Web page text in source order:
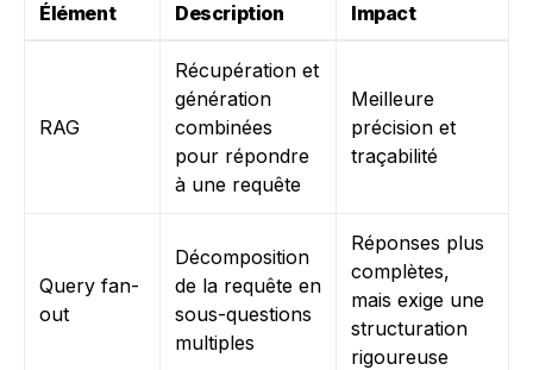
Élément Description Impact
RAG
Récupération et
génération
combinées
pour répondre
à une requête
Meilleure
précision et
traçabilité
Query fan-
out
Décomposition
de la requête en
sous-questions
multiples
Réponses plus
complètes,
mais exige une
structuration
rigoureuse